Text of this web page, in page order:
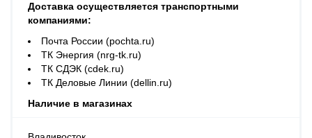
Доставка осуществляется транспортными
компаниями:
Почта России (pochta.ru)
ТК Энергия (nrg-tk.ru)
ТК СДЭК (cdek.ru)
ТК Деловые Линии (dellin.ru)
Наличие в магазинах